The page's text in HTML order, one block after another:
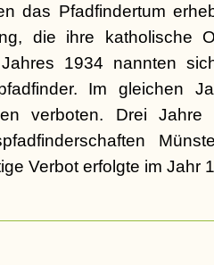
das Pfadfindertum
die ihre katholische
1934 nannten
Im gleichen
verboten. Drei
Verbot erfolgte im Jahr